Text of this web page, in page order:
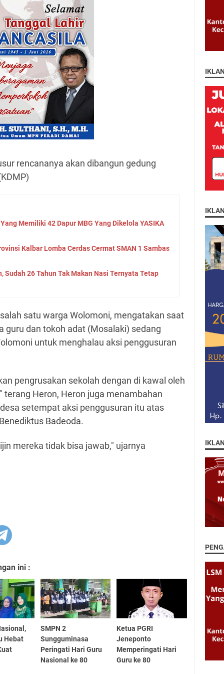
rencananya akan dibangun gedung
Memiliki 42 Dapur MBG Yang Dikelola YASIKA
Kalbar Lomba Cerdas Cermat SMAN 1 Sambas
Sudah 26 Tahun Tak Makan Nasi Ternyata Tetap
satu warga Wolomoni, mengatakan saat
guru dan tokoh adat (Mosalaki) sedang
untuk menghalau aksi penggusuran
pengrusakan sekolah dengan di kawal oleh
terang Heron, Heron juga menambahan
setempat aksi penggusuran itu atas
Badeoda.
mereka tidak bisa jawab," ujarnya
ini :
Hebat
SMPN 2
Sungguminasa
Peringati Hari Guru
Nasional ke 80
Ketua PGRI
Jeneponto
Memperingati Hari
Guru ke 80